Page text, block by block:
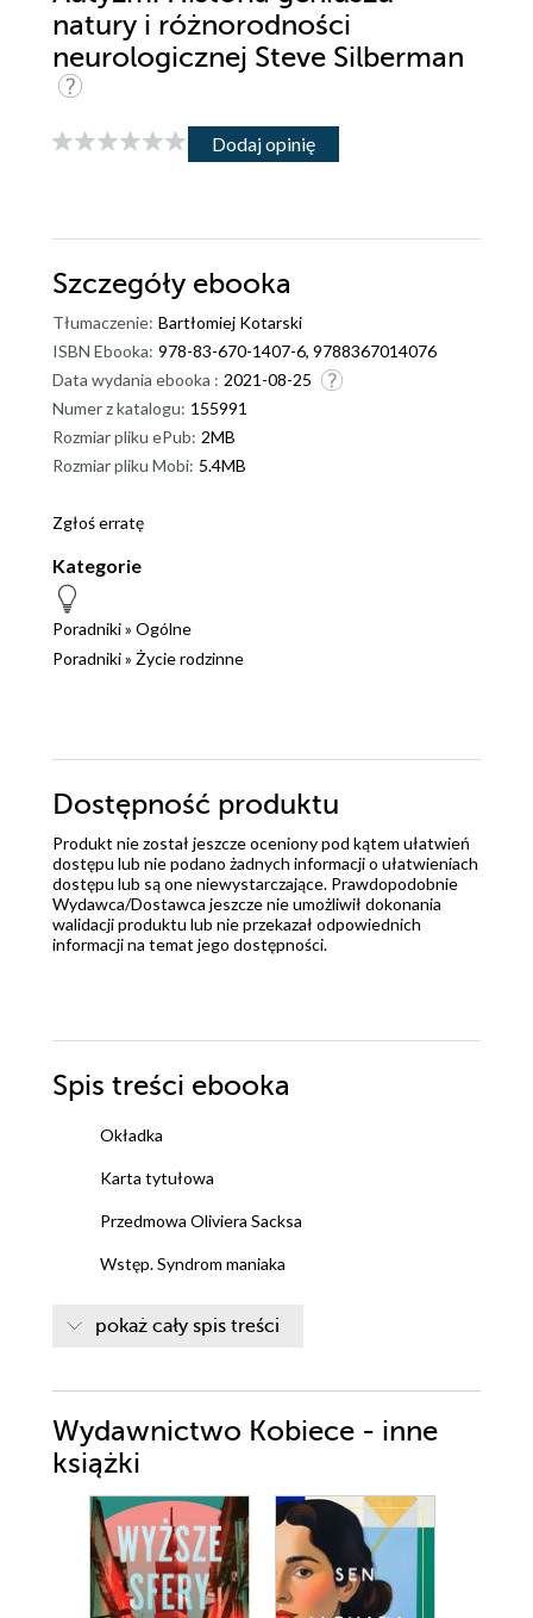
natury i różnorodności
neurologicznej Steve Silberman
Dodaj opinię
Szczegóły ebooka
Tłumaczenie: Bartłomiej Kotarski
ISBN Ebooka: 978-83-670-1407-6, 9788367014076
Data wydania ebooka : 2021-08-25
Numer z katalogu: 155991
Rozmiar pliku ePub: 2MB
Rozmiar pliku Mobi: 5.4MB
Zgłoś erratę
Kategorie
Poradniki» Ogólne
Poradniki» Życie rodzinne
Dostępność produktu
Produkt nie został jeszcze oceniony pod kątem ułatwień
dostępu lub nie podano żadnych informacji o ułatwieniach
dostępu lub są one niewystarczające. Prawdopodobnie
Wydawca/Dostawca jeszcze nie umożliwił dokonania
walidacji produktu lub nie przekazał odpowiednich
informacji na temat jego dostępności.
Spis treści ebooka
Okładka
Karta tytułowa
Przedmowa Oliviera Sacksa
Wstęp. Syndrom maniaka
Rozdział 3. Co widziała siostra Viktorine
Rozdział 4. Fascynujące dziwactwa
Rozdział 5. Toksyczni rodzice
Rozdział 6. Władcy mocarstwa powietrza
Rozdział 7. Walcząc z potworem
Rozdział 8. Rozmyte granice natury
pokaż cały spis treści
Wydawnictwo Kobiece - inne
książki